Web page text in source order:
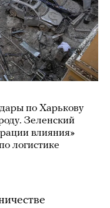
по Харькову
Зеленский
влияния»
логистике